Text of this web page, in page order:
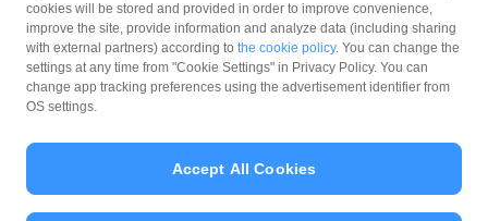
マネロン等基本方針
カスタマーハラスメントに関する当社の考え方
© PayPay Corporation
cookies will be stored and provided in order to improve convenience,
improve the site, provide information and analyze data (including sharing
with external partners) according to the cookie policy. You can change the
settings at any time from "Cookie Settings" in Privacy Policy. You can
change app tracking preferences using the advertisement identifier from
OS settings.
Accept All Cookies